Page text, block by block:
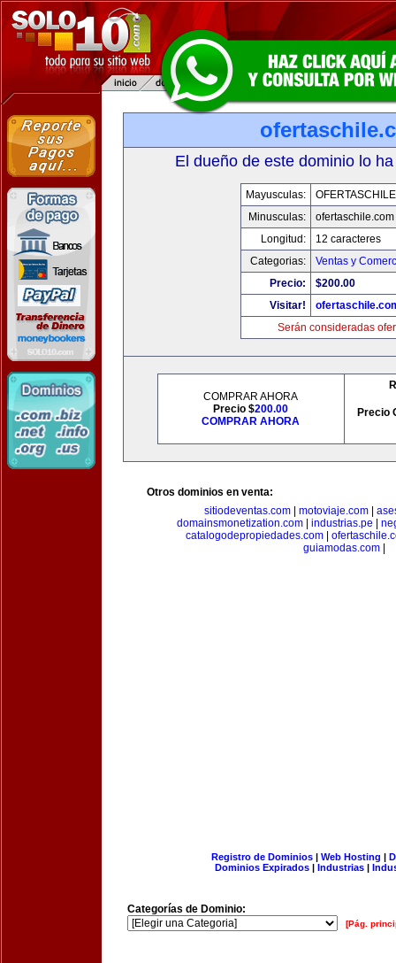
El dueño de este dominio lo
Mayusculas:
Minusculas:
ofertaschile.com
Longitud:
12 caracteres
Categorias:
Ventas y
Precio:
$200.00
Visitar!
Serán consideradas
COMPRAR AHORA
Precio $200.00
COMPRAR AHORA
Precio
Otros dominios en venta:
sitiodeventas.com
motoviaje.com
domainsmonetization.com| industrias.pe
catalogodepropiedades.com|
guiamodas.com|
Registro de Dominios| Web Hosting |
Dominios Expirados | Industrias |
Categorías de Dominio:
[Pág.